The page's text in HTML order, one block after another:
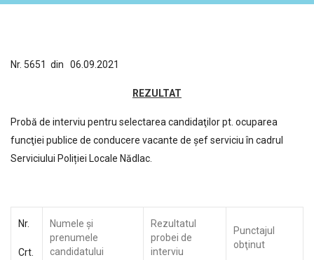
Nr. 5651 din 06.09.2021
REZULTAT
Probă de interviu pentru selectarea candidaţilor pt. ocuparea
funcţiei publice de conducere vacante de şef serviciu în cadrul
Serviciului Poliției Locale Nădlac.
Nr.
Crt.
Numele şi
prenumele
candidatului
Rezultatul
probei de
interviu
Punctajul
obţinut